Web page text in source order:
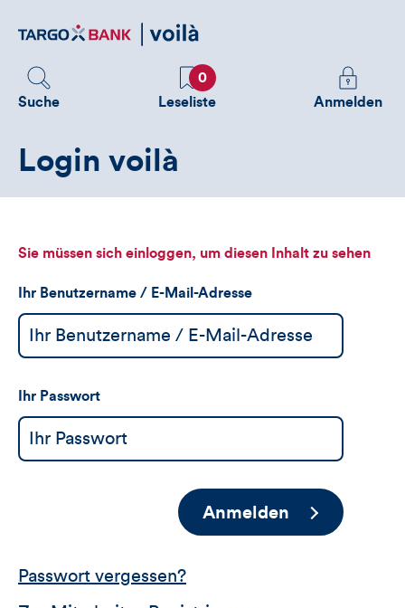
zum
Suche
Favoriten
0
Leseliste
Melden
Sie
sehen
Anmelden
Login voilà
Sie müssen sich einloggen, um diesen Inhalt zu sehen
Ihr Benutzername / E-Mail-Adresse
Ihr Passwort
Anmelden
Passwort vergessen?